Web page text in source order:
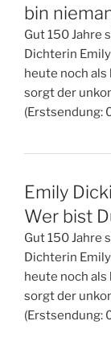
bin
Gut 150 Jahre
Dichterin
heute noch
sorgt der
(Erstsendung:
Emily
Wer bist
Gut 150 Jahre
Dichterin
heute noch
sorgt der
(Erstsendung: